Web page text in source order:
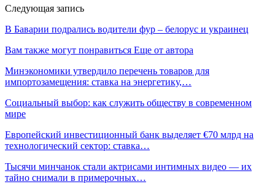
Следующая запись
В Баварии подрались водители фур – белорус и украинец
Вам также могут понравиться Еще от автора
Минэкономики утвердило перечень товаров для
импортозамещения: ставка на энергетику,…
Социальный выбор: как служить обществу в современном
мире
Европейский инвестиционный банк выделяет €70 млрд на
технологический сектор: ставка…
Тысячи минчанок стали актрисами интимных видео — их
тайно снимали в примерочных…